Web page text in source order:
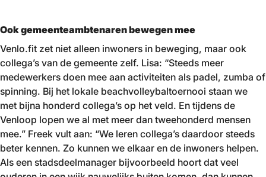
Ook gemeenteambtenaren bewegen mee
Venlo.fit zet niet alleen inwoners in beweging, maar ook
collega’s van de gemeente zelf. Lisa: “Steeds meer
medewerkers doen mee aan activiteiten als padel, zumba of
spinning. Bij het lokale beachvolleybaltoernooi staan we
met bijna honderd collega’s op het veld. En tijdens de
Venloop lopen we al met meer dan tweehonderd mensen
mee.” Freek vult aan: “We leren collega’s daardoor steeds
beter kennen. Zo kunnen we elkaar en de inwoners helpen.
Als een stadsdeelmanager bijvoorbeeld hoort dat veel